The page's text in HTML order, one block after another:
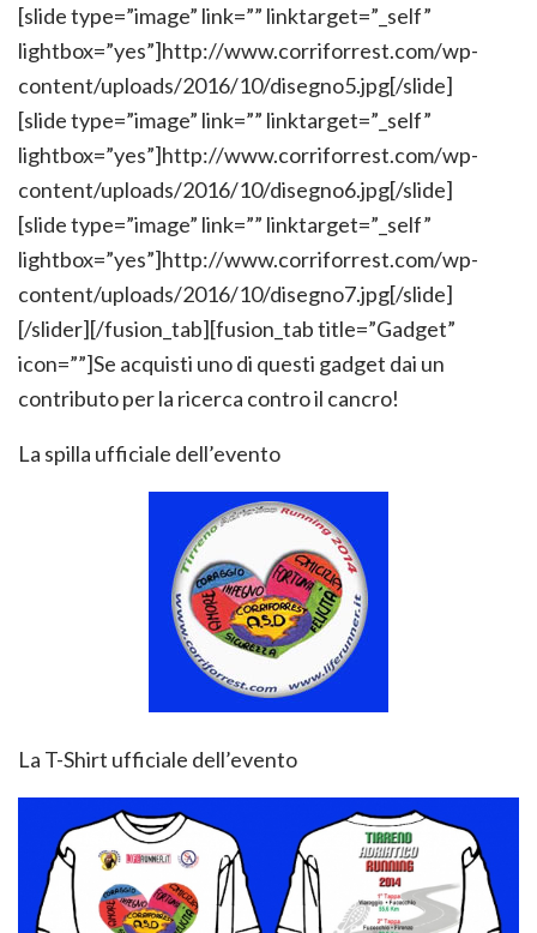
[slide type=”image” link=”” linktarget=”_self”
lightbox=”yes”]http://www.corriforrest.com/wp-
content/uploads/2016/10/disegno5.jpg[/slide]
[slide type=”image” link=”” linktarget=”_self”
lightbox=”yes”]http://www.corriforrest.com/wp-
content/uploads/2016/10/disegno6.jpg[/slide]
[slide type=”image” link=”” linktarget=”_self”
lightbox=”yes”]http://www.corriforrest.com/wp-
content/uploads/2016/10/disegno7.jpg[/slide]
[/slider][/fusion_tab][fusion_tab title=”Gadget”
icon=””]Se acquisti uno di questi gadget dai un
contributo per la ricerca contro il cancro!
La spilla ufficiale dell’evento
La T-Shirt ufficiale dell’evento